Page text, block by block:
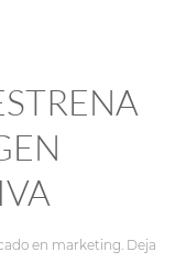
en marketing Deja